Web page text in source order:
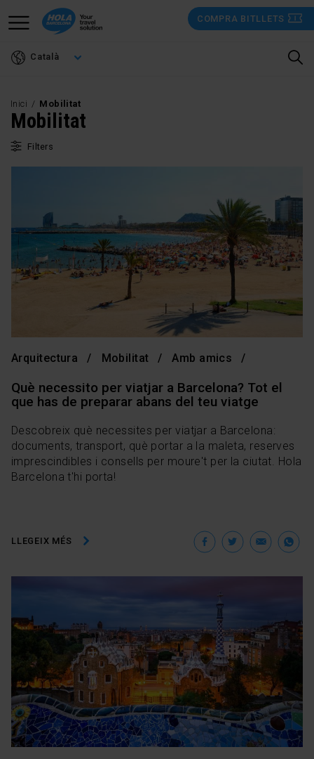
COMPRA BITLLETS
Català
Inici Mobilitat
Mobilitat
Filters
Arquitectura Mobilitat Amb amics
Què necessito per viatjar a Barcelona? Tot el
que has de preparar abans del teu viatge
Descobreix què necessites per viatjar a Barcelona:
documents, transport, què portar a la maleta, reserves
imprescindibles i consells per moure't per la ciutat. Hola
Barcelona t'hi porta!
LLEGEIX MÉS Facebook
Twitter